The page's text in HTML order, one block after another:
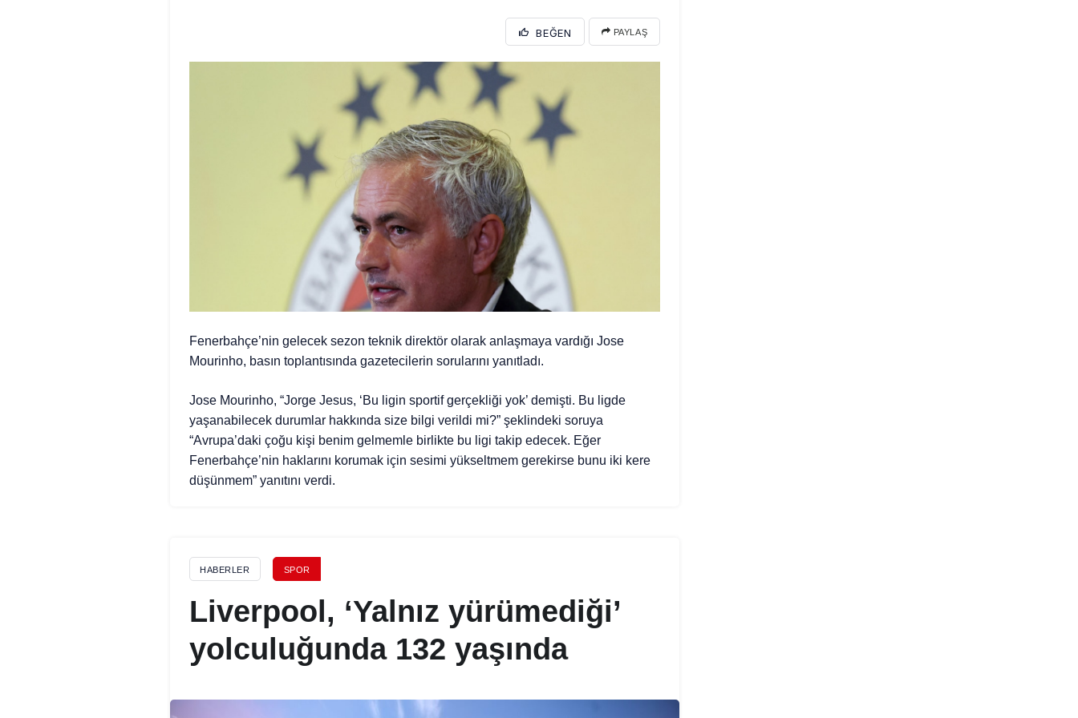
BEĞEN PAYLAŞ
Fenerbahçe’nin gelecek sezon teknik direktör olarak anlaşmaya vardığı Jose
Mourinho, basın toplantısında gazetecilerin sorularını yanıtladı.
Jose Mourinho, “Jorge Jesus, ‘Bu ligin sportif gerçekliği yok’ demişti. Bu ligde
yaşanabilecek durumlar hakkında size bilgi verildi mi?” şeklindeki soruya
“Avrupa’daki çoğu kişi benim gelmemle birlikte bu ligi takip edecek. Eğer
Fenerbahçe’nin haklarını korumak için sesimi yükseltmem gerekirse bunu iki kere
düşünmem” yanıtını verdi.
HABERLER SPOR
Liverpool, ‘Yalnız yürümediği’
yolculuğunda 132 yaşında